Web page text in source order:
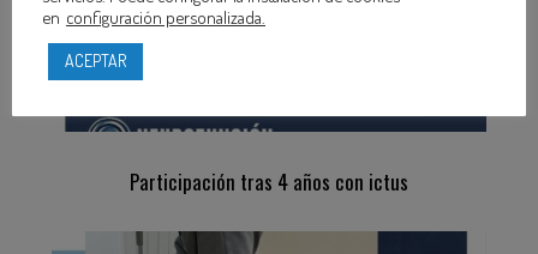
Participación tras 4 años con ictus
en configuración personalizada.
ACEPTAR